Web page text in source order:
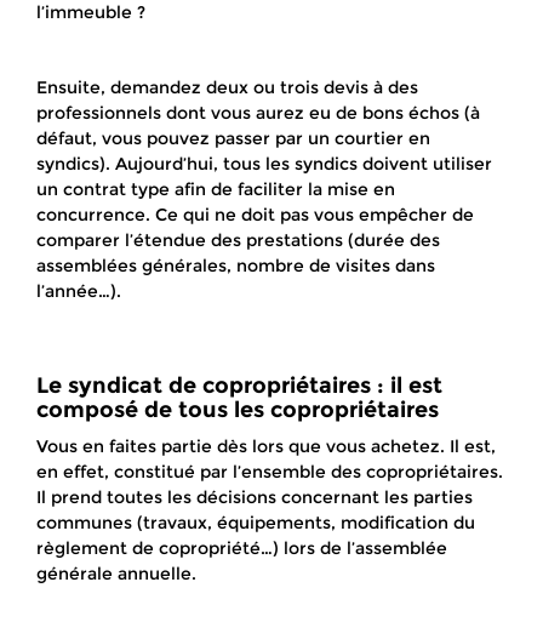
l’immeuble ?
Ensuite, demandez deux ou trois devis à des
professionnels dont vous aurez eu de bons échos (à
défaut, vous pouvez passer par un courtier en
syndics). Aujourd’hui, tous les syndics doivent utiliser
un contrat type afin de faciliter la mise en
concurrence. Ce qui ne doit pas vous empêcher de
comparer l’étendue des prestations (durée des
assemblées générales, nombre de visites dans
l’année…).
Le syndicat de copropriétaires : il est
composé de tous les copropriétaires
Vous en faites partie dès lors que vous achetez. Il est,
en effet, constitué par l’ensemble des copropriétaires.
Il prend toutes les décisions concernant les parties
communes (travaux, équipements, modification du
règlement de copropriété…) lors de l’assemblée
générale annuelle.